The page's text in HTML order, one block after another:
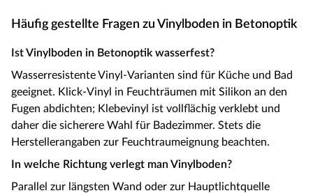
Häufig gestellte Fragen zu Vinylboden in Betonoptik
Ist Vinylboden in Betonoptik wasserfest?
Wasserresistente Vinyl-Varianten sind für Küche und Bad
geeignet. Klick-Vinyl in Feuchträumen mit Silikon an den
Fugen abdichten; Klebevinyl ist vollflächig verklebt und
daher die sicherere Wahl für Badezimmer. Stets die
Herstellerangaben zur Feuchtraumeignung beachten.
In welche Richtung verlegt man Vinylboden?
Parallel zur längsten Wand oder zur Hauptlichtquelle